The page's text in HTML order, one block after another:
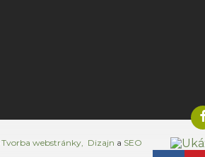
Tvorba webstránky, Dizajn a SEO